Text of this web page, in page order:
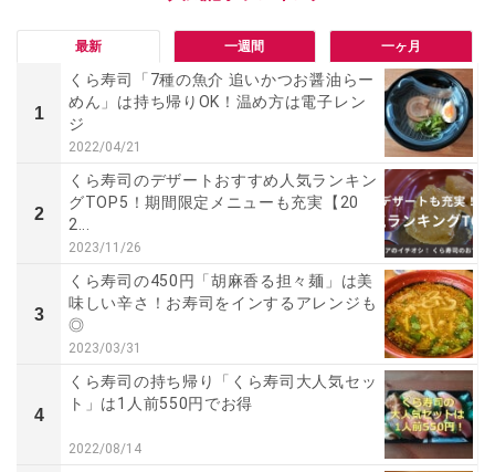
最新 一週間 一ヶ月
1
くら寿司「7種の魚介 追いかつお醤油らー
めん」は持ち帰りOK！温め方は電子レン
ジ
2022/04/21
2
くら寿司のデザートおすすめ人気ランキン
グTOP5！期間限定メニューも充実【20
2...
2023/11/26
3
くら寿司の450円「胡麻香る担々麺」は美
味しい辛さ！お寿司をインするアレンジも
◎
2023/03/31
4
くら寿司の持ち帰り「くら寿司大人気セッ
ト」は1人前550円でお得
2022/08/14